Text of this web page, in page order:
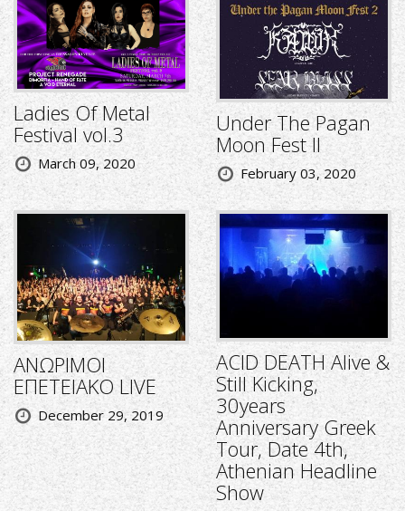
Ladies Of Metal
Festival vol.3
March 09, 2020
Under The Pagan
Moon Fest II
February 03, 2020
ΑΝΩΡΙΜΟΙ
ΕΠΕΤΕΙΑΚΟ LIVE
December 29, 2019
ACID DEATH Alive &
Still Kicking,
30years
Anniversary Greek
Tour, Date 4th,
Athenian Headline
Show